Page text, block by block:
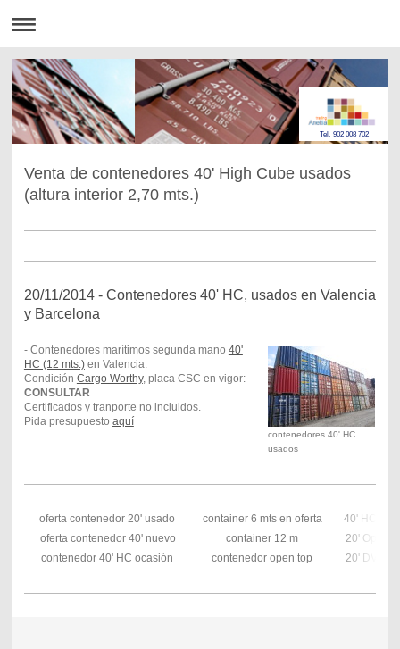
Tel. 902 008 702
Venta de contenedores 40' High Cube usados
(altura interior 2,70 mts.)
20/11/2014 - Contenedores 40' HC, usados en Valencia
y Barcelona
contenedores 40' HC
usados
- Contenedores marítimos segunda mano 40'
HC (12 mts.)en Valencia:
Condición Cargo Worthy, placa CSC en vigor:
CONSULTAR
Certificados y tranporte no incluidos.
Pida presupuesto aquí
oferta contenedor 20' usado container 6 mts en oferta
40' HC
oferta contenedor 40' nuevo
container 12 m
20' Open
contenedor 40' HC ocasión
contenedor open top 20' DV